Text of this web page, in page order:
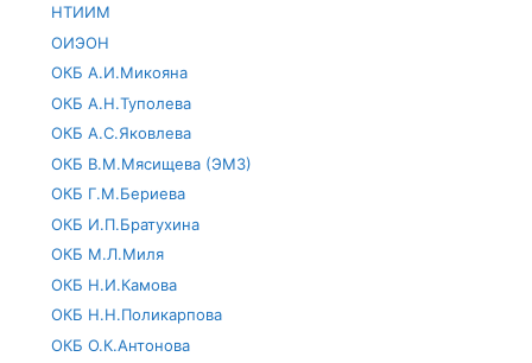
НТИИМ
ОИЭОН
ОКБ А.И.Микояна
ОКБ А.Н.Туполева
ОКБ А.С.Яковлева
ОКБ В.М.Мясищева (ЭМЗ)
ОКБ Г.М.Бериева
ОКБ И.П.Братухина
ОКБ М.Л.Миля
ОКБ Н.И.Камова
ОКБ Н.Н.Поликарпова
ОКБ О.К.Антонова